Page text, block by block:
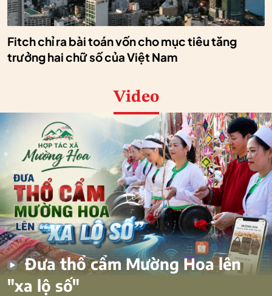
Fitch chỉ ra bài toán vốn cho mục tiêu tăng
trưởng hai chữ số của Việt Nam
Video
Đưa thổ cẩm Mường Hoa lên
"xa lộ số"